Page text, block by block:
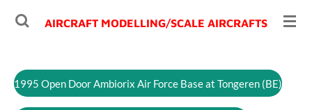
Ga
de
hoofdinhoud
AIRCRAFT MODELLING/SCALE AIRCRAFTS
1995 Open Door Ambiorix Air Force Base at Tongeren (BE)